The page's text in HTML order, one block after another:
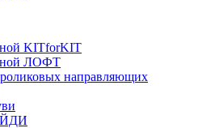
KITforKIT
ЛОФТ
направляющих